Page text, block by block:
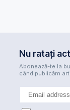
Nu ratați
Abonează-te la
când publicăm